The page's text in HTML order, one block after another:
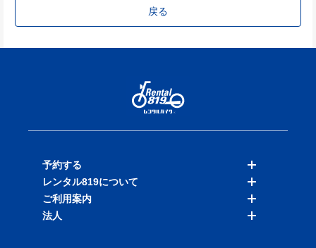
戻る
予約する
バイクを探す
店舗を探す
レンタル819について
料金表
ご利用案内
法人